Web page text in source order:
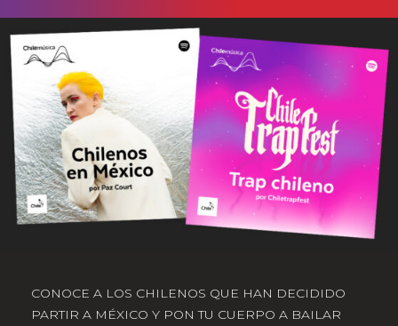
CONOCE A LOS CHILENOS QUE HAN DECIDIDO
PARTIR A MÉXICO Y PON TU CUERPO A BAILAR